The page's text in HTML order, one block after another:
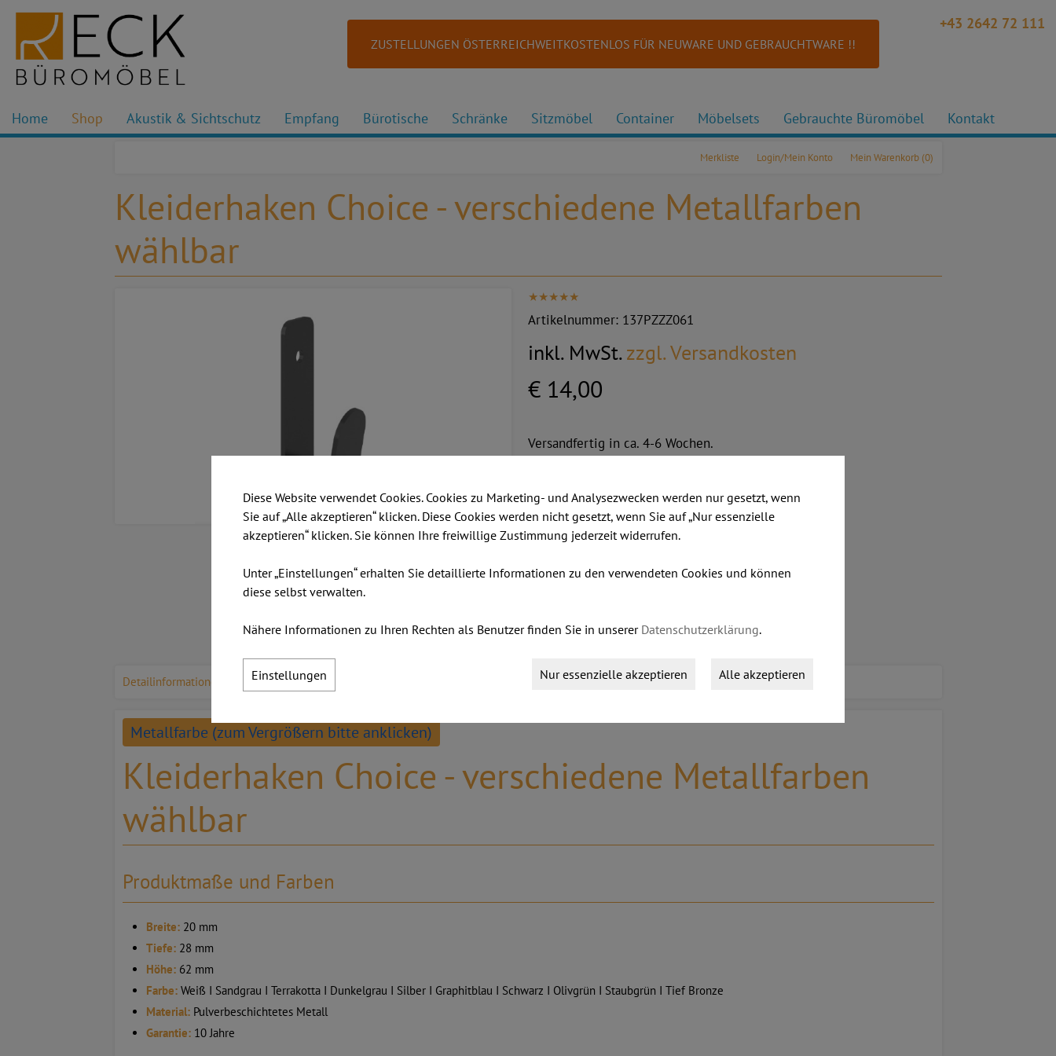
+43 2642 72 111
ZUSTELLUNGEN ÖSTERREICHWEITKOSTENLOS FÜR NEUWARE UND GEBRAUCHTWARE !!
Home Shop Akustik & Sichtschutz Empfang Bürotische Schränke Sitzmöbel Container Möbelsets Gebrauchte Büromöbel Kontakt
Mein Warenkorb (0)
Login/Mein Konto
Merkliste
Kleiderhaken Choice - verschiedene Metallfarben
wählbar
Artikelnummer: 137PZZZ061
inkl. MwSt.zzgl. Versandkosten
€ 14,00
Versandfertig in ca. 4-6 Wochen.
Metallfarbe:
Detailinformationen Kundenmeinungen
Metallfarbe (zum Vergrößern bitte anklicken)
Kleiderhaken Choice - verschiedene Metallfarben
wählbar
Produktmaße und Farben
Breite:20 mm
Tiefe:28 mm
Höhe:62 mm
Farbe:Weiß I Sandgrau I Terrakotta I Dunkelgrau I Silber I Graphitblau I Schwarz I Olivgrün I Staubgrün I Tief Bronze
Material:Pulverbeschichtetes Metall
Garantie:10 Jahre
Diese Website verwendet Cookies. Cookies zu Marketing- und Analysezwecken werden nur gesetzt, wenn
Sie auf „Alle akzeptieren“ klicken. Diese Cookies werden nicht gesetzt, wenn Sie auf „Nur essenzielle
akzeptieren“ klicken. Sie können Ihre freiwillige Zustimmung jederzeit widerrufen.
Unter „Einstellungen“ erhalten Sie detaillierte Informationen zu den verwendeten Cookies und können
diese selbst verwalten.
Nähere Informationen zu Ihren Rechten als Benutzer finden Sie in unserer Datenschutzerklärung.
Alle akzeptieren
Nur essenzielle akzeptieren
Einstellungen